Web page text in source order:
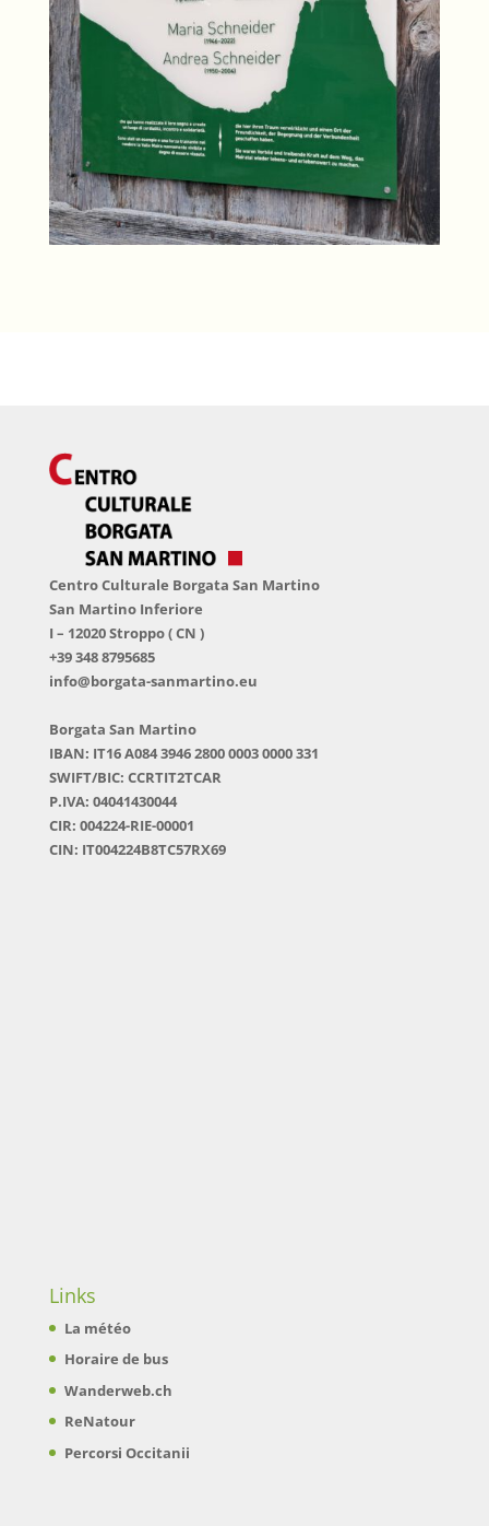
Centro Culturale Borgata San Martino
San Martino Inferiore
I – 12020 Stroppo ( CN )
+39 348 8795685
info@borgata-sanmartino.eu
Borgata San Martino
IBAN: IT16 A084 3946 2800 0003 0000 331
SWIFT/BIC: CCRTIT2TCAR
P.IVA: 04041430044
CIR: 004224-RIE-00001
CIN: IT004224B8TC57RX69
Links
La météo
Horaire de bus
Wanderweb.ch
ReNatour
Percorsi Occitanii